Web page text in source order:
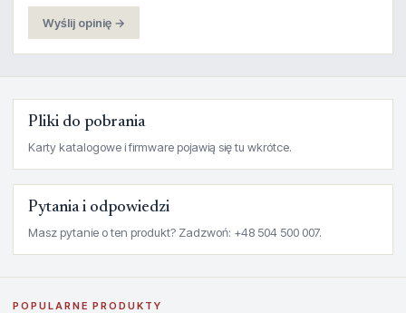
Wyślij opinię →
Pliki do pobrania
Karty katalogowe i firmware pojawią się tu wkrótce.
Pytania i odpowiedzi
Masz pytanie o ten produkt? Zadzwoń: +48 504 500 007.
POPULARNE PRODUKTY